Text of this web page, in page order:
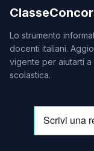
Lo strumento
docenti italiani.
vigente per aiutarti
scolastica.